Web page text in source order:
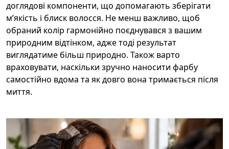
доглядові компоненти, що допомагають зберігати
м’якість і блиск волосся. Не менш важливо, щоб
обраний колір гармонійно поєднувався з вашим
природним відтінком, адже тоді результат
виглядатиме більш природно. Також варто
враховувати, наскільки зручно наносити фарбу
самостійно вдома та як довго вона тримається після
миття.